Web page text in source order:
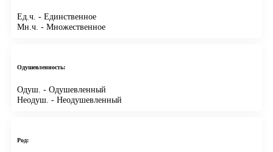
Ед.ч. - Единственное
Мн.ч. - Множественное
Одушевленность:
Одуш. - Одушевленный
Неодуш. - Неодушевленный
Род: